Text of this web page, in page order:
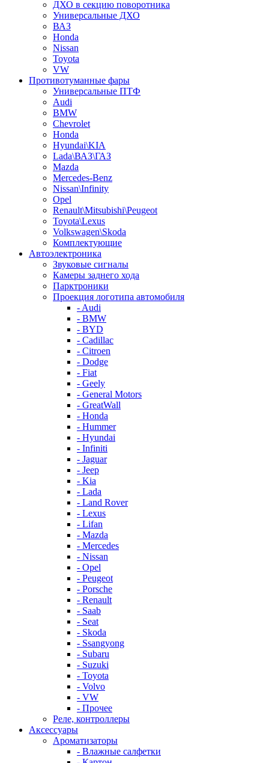
ДХО в секцию поворотника
Универсальные ДХО
ВАЗ
Honda
Nissan
Toyota
VW
Противотуманные фары
Универсальные ПТФ
Audi
BMW
Chevrolet
Honda
Hyundai\KIA
Lada\ВАЗ\ГАЗ
Mazda
Mercedes-Benz
Nissan\Infinity
Opel
Renault\Mitsubishi\Peugeot
Toyota\Lexus
Volkswagen\Skoda
Комплектующие
Автоэлектроника
Звуковые сигналы
Камеры заднего хода
Парктроники
Проекция логотипа автомобиля
- Audi
- BMW
- BYD
- Cadillac
- Citroen
- Dodge
- Fiat
- Geely
- General Motors
- GreatWall
- Honda
- Hummer
- Hyundai
- Infiniti
- Jaguar
- Jeep
- Kia
- Lada
- Land Rover
- Lexus
- Lifan
- Mazda
- Mercedes
- Nissan
- Opel
- Peugeot
- Porsche
- Renault
- Saab
- Seat
- Skoda
- Ssangyong
- Subaru
- Suzuki
- Toyota
- Volvo
- VW
- Прочее
Реле, контроллеры
Аксессуары
Ароматизаторы
- Влажные салфетки